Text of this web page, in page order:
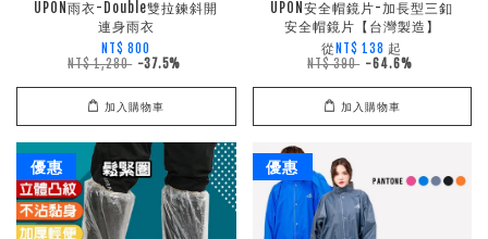
UPON雨衣-Double雙拉鍊斜開
連身雨衣
NT$ 800
NT$ 1,280 -37.5%
加入購物車
UPON安全帽鏡片-加長型三釦
安全帽鏡片【台灣製造】
從 NT$ 138 起
NT$ 390 -64.6%
加入購物車
優惠 優惠